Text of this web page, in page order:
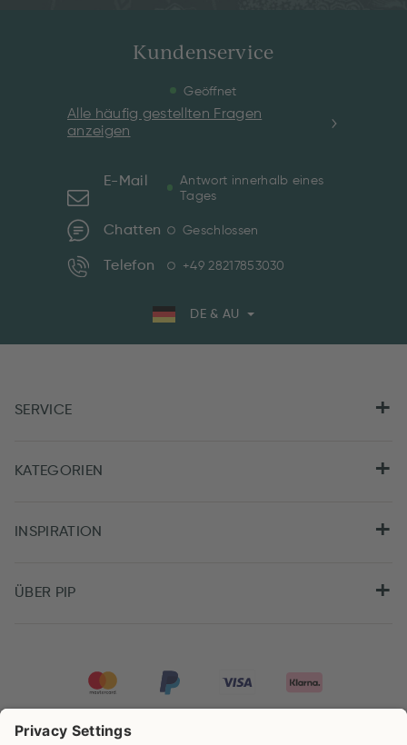
Kundenservice
Geöffnet
Alle häufig gestellten Fragen
anzeigen
E-Mail
Antwort innerhalb eines
Tages
Chatten Geschlossen
Telefon +49 28217853030
DE & AU
SERVICE
KATEGORIEN
INSPIRATION
ÜBER PIP